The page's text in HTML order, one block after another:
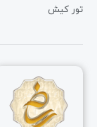
تور کیش